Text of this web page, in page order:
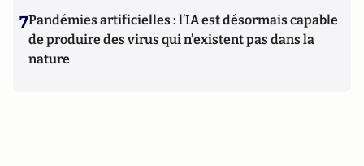
7Pandémies artificielles : l’IA est désormais capable
de produire des virus qui n’existent pas dans la
nature